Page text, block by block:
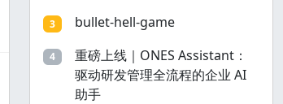
3 bullet-hell-game
4
重磅上线｜ONES Assistant：
驱动研发管理全流程的企业 AI
助手